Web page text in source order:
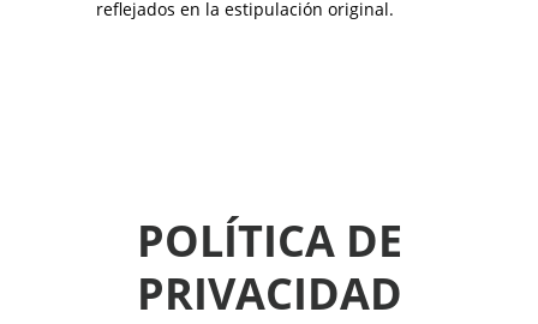
reflejados en la estipulación original.
POLÍTICA DE
PRIVACIDAD